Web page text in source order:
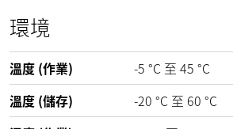
環境
溫度 (作業) -5 °C 至 45 °C
溫度 (儲存)
-20 °C 至 60 °C